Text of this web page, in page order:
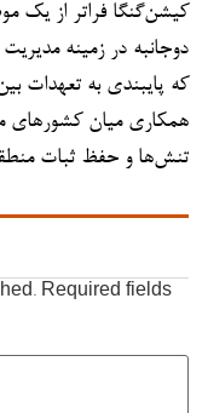
کیشن‌گنگا فراتر از یک
دوجانبه در زمینه مدیریت
که پایبندی به تعهدات
همکاری میان کشورهای
تنش‌ها و حفظ ثبات
Required fields